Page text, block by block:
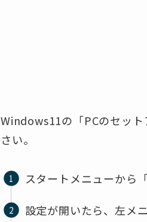
Windows11の「PCのセッ
さい。
スタートメニューから
設定が開いたら、左メ